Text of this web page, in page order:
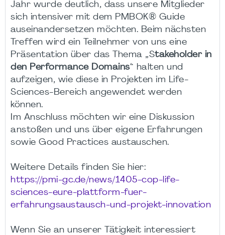
Jahr wurde deutlich, dass unsere Mitglieder
sich intensiver mit dem PMBOK® Guide
auseinandersetzen möchten. Beim nächsten
Treffen wird ein Teilnehmer von uns eine
Präsentation über das Thema „Stakeholder in
den Performance Domains“ halten und
aufzeigen, wie diese in Projekten im Life-
Sciences-Bereich angewendet werden
können.
Im Anschluss möchten wir eine Diskussion
anstoßen und uns über eigene Erfahrungen
sowie Good Practices austauschen.
Weitere Details finden Sie hier:
https://pmi-gc.de/news/1405-cop-life-
sciences-eure-plattform-fuer-
erfahrungsaustausch-und-projekt-innovation
Wenn Sie an unserer Tätigkeit interessiert